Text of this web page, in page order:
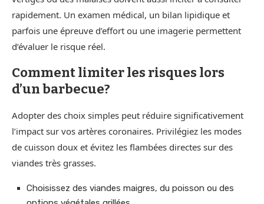
rapidement. Un examen médical, un bilan lipidique et
parfois une épreuve d’effort ou une imagerie permettent
d’évaluer le risque réel.
Comment limiter les risques lors
d’un barbecue?
Adopter des choix simples peut réduire significativement
l’impact sur vos artères coronaires. Privilégiez les modes
de cuisson doux et évitez les flambées directes sur des
viandes très grasses.
Choisissez des viandes maigres, du poisson ou des